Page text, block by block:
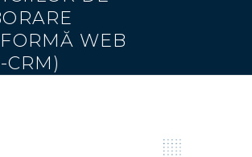
WEB
CRM)